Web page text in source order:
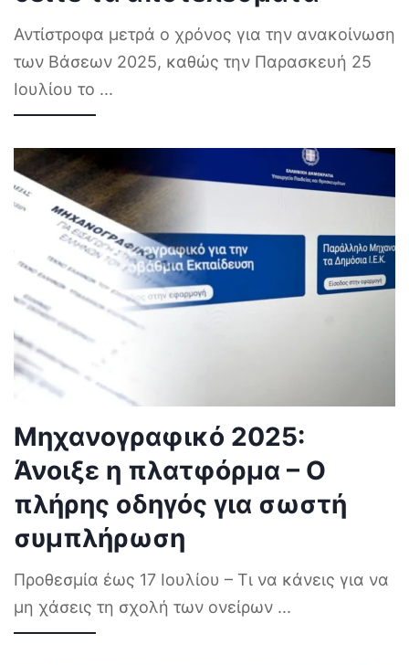
Αντίστροφα μετρά ο χρόνος για την ανακοίνωση
των Βάσεων 2025, καθώς την Παρασκευή 25
Ιουλίου το ...
Μηχανογραφικό 2025:
Άνοιξε η πλατφόρμα – Ο
πλήρης οδηγός για σωστή
συμπλήρωση
Προθεσμία έως 17 Ιουλίου – Τι να κάνεις για να
μη χάσεις τη σχολή των ονείρων ...